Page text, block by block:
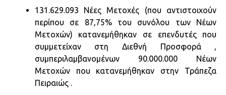
131.629.093 Νέες Μετοχές (που αντιστοιχούν
περίπου σε 87,75% του συνόλου των Νέων
Μετοχών) κατανεμήθηκαν σε επενδυτές που
συμμετείχαν στη Διεθνή Προσφορά ,
συμπεριλαμβανομένων 90.000.000 Νέων
Μετοχών που κατανεμήθηκαν στην Τράπεζα
Πειραιώς .